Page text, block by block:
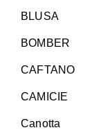
BLUSA
BOMBER
CAFTANO
CAMICIE
Canotta